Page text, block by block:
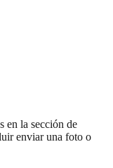
en la sección de
enviar una foto o